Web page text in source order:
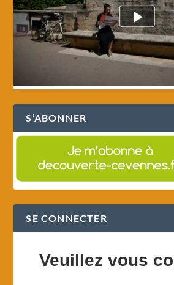
S’ABONNER
SE CONNECTER
Veuillez vous